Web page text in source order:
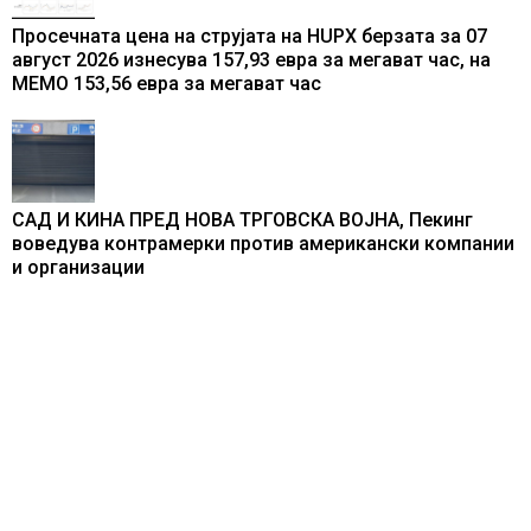
Просечната цена на струјата на HUPX берзата за 07
август 2026 изнесува 157,93 евра за мегават час, на
МЕМО 153,56 евра за мегават час
САД И КИНА ПРЕД НОВА ТРГОВСКА ВОЈНА, Пекинг
воведува контрамерки против американски компании
и организации